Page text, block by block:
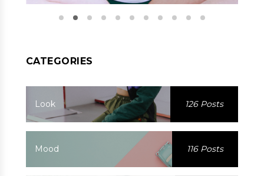
CATEGORIES
Look 126 Posts
Mood 116 Posts